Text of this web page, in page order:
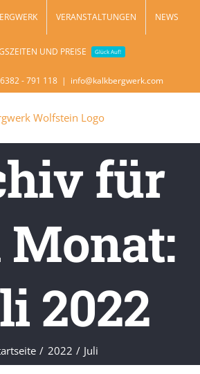
VERANSTALTUNGEN NEWS
UND PREISE Glück Auf!
- 791 118 | info@kalkbergwerk.com
für
Monat:
2022
2022 Juli